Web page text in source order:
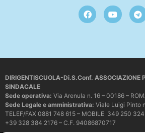
DIRIGENTISCUOLA-Di.S.Conf. ASSOCIAZIONE
SINDACALE
Sede operativa: Via Arenula n. 16 – 00186 –
Sede Legale e amministrativa: Viale Luigi Pinto
TELEF/FAX 0881 748 615 – MOBILE 349 250
+39 328 384 2176 – C.F. 94086870717